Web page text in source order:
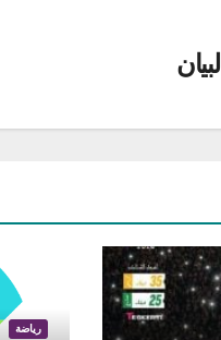
البيان
رياضة